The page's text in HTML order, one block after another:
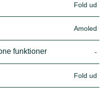
Fold ud
Amoled
funktioner -
Fold ud